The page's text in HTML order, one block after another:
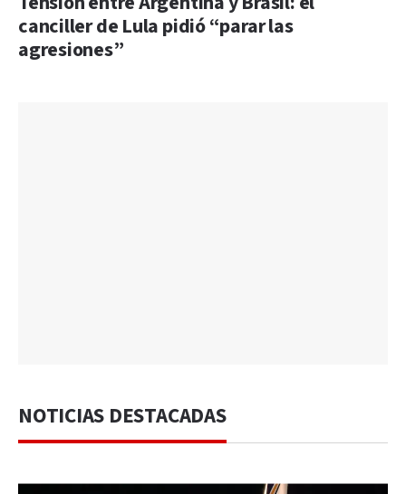
canciller de Lula pidió “parar las
agresiones”
NOTICIAS DESTACADAS